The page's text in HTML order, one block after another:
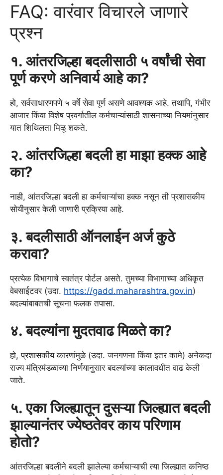
FAQ: वारंवार विचारले जाणारे
प्रश्न
१. आंतरजिल्हा बदलीसाठी ५ वर्षांची सेवा
पूर्ण करणे अनिवार्य आहे का?
हो, सर्वसाधारणपणे ५ वर्षे सेवा पूर्ण असणे आवश्यक आहे. तथापि, गंभीर
आजार किंवा विशेष प्रवर्गातील कर्मचाऱ्यांसाठी शासनाच्या नियमांनुसार
यात शिथिलता मिळू शकते.
२. आंतरजिल्हा बदली हा माझा हक्क आहे
का?
नाही, आंतरजिल्हा बदली हा कर्मचाऱ्यांचा हक्क नसून ती प्रशासकीय
सोयीनुसार केली जाणारी प्रक्रिया आहे.
३. बदलीसाठी ऑनलाईन अर्ज कुठे
करावा?
प्रत्येक विभागाचे स्वतंत्र पोर्टल असते. तुमच्या विभागाच्या अधिकृत
वेबसाईटवर (उदा. https://gadd.maharashtra.gov.in)
बदल्यांबाबतची सूचना फलक तपासा.
४. बदल्यांना मुदतवाढ मिळते का?
हो, प्रशासकीय कारणांमुळे (उदा. जनगणना किंवा इतर कामे) अनेकदा
राज्य मंत्रिमंडळाच्या निर्णयानुसार बदल्यांच्या कालावधीत वाढ केली
जाते.
५. एका जिल्ह्यातून दुसऱ्या जिल्ह्यात बदली
झाल्यानंतर ज्येष्ठतेवर काय परिणाम
होतो?
आंतरजिल्हा बदलीने बदली झालेल्या कर्मचाऱ्याची त्या जिल्ह्यात कनिष्ठ